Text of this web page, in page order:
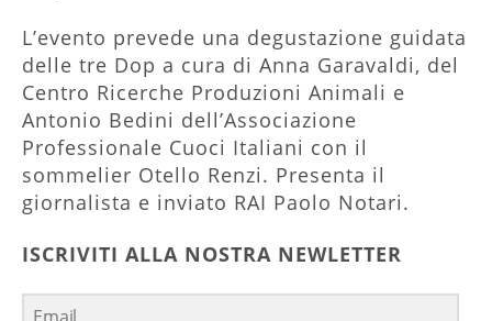
L’evento prevede una degustazione guidata
delle tre Dop a cura di Anna Garavaldi, del
Centro Ricerche Produzioni Animali e
Antonio Bedini dell’Associazione
Professionale Cuoci Italiani con il
sommelier Otello Renzi. Presenta il
giornalista e inviato RAI Paolo Notari.
ISCRIVITI ALLA NOSTRA NEWLETTER